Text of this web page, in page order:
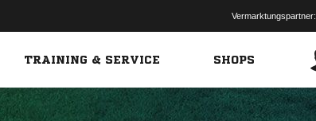
Vermarktungspartner:
TRAINING & SERVICE SHOPS